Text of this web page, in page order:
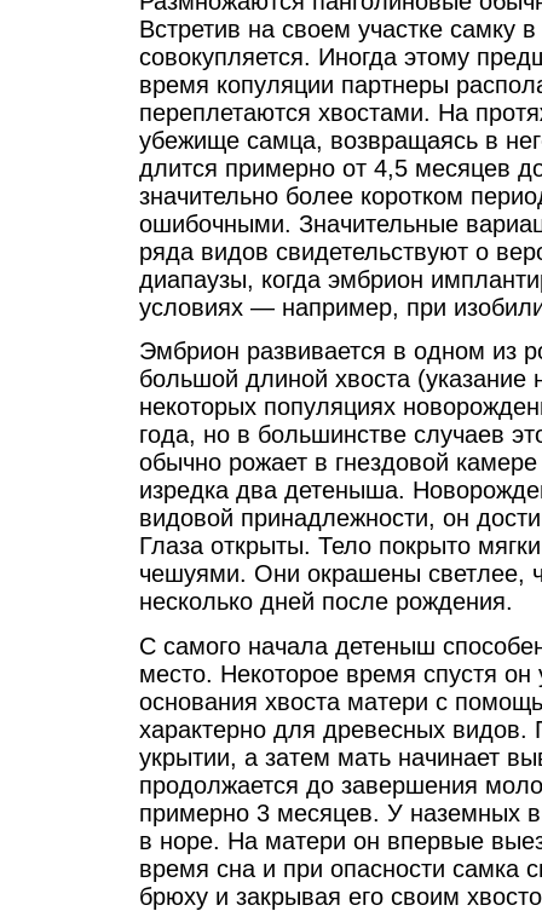
Встретив на своем участке самку
совокупляется. Иногда этому
время копуляции партнеры
переплетаются хвостами. На
убежище самца, возвращаясь в
длится примерно от 4,5 месяцев
значительно более коротком
ошибочными. Значительные
ряда видов свидетельствуют о
диапаузы, когда эмбрион
условиях — например, при
Эмбрион развивается в одном из
большой длиной хвоста
некоторых популяциях
года, но в большинстве случаев
обычно рожает в гнездовой
изредка два детеныша.
видовой принадлежности, он
Глаза открыты. Тело покрыто
чешуями. Они окрашены светлее,
несколько дней после рождения.
С самого начала детеныш
место. Некоторое время спустя
основания хвоста матери с
характерно для древесных
укрытии, а затем мать начинает
продолжается до завершения
примерно 3 месяцев. У наземных
в норе. На матери он впервые
время сна и при опасности самка
брюху и закрывая его своим